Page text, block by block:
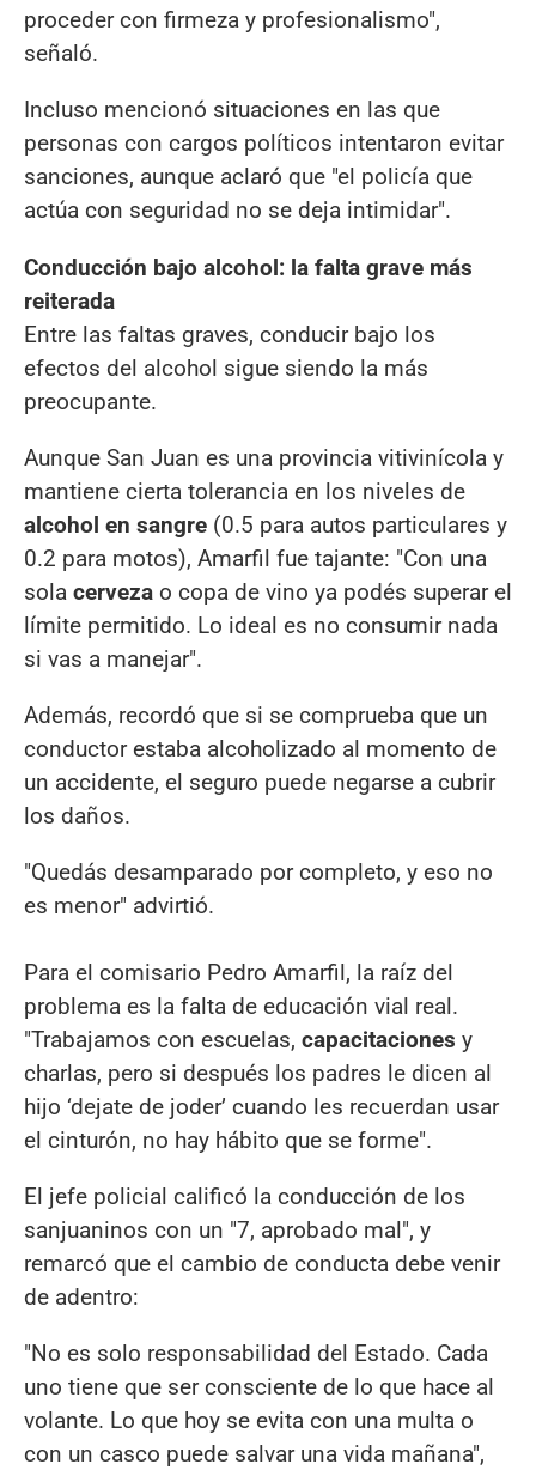
proceder con firmeza y profesionalismo",
señaló.
Incluso mencionó situaciones en las que
personas con cargos políticos intentaron evitar
sanciones, aunque aclaró que "el policía que
actúa con seguridad no se deja intimidar".
Conducción bajo alcohol: la falta grave más
reiterada
Entre las faltas graves, conducir bajo los
efectos del alcohol sigue siendo la más
preocupante.
Aunque San Juan es una provincia vitivinícola y
mantiene cierta tolerancia en los niveles de
alcohol en sangre (0.5 para autos particulares y
0.2 para motos), Amarfil fue tajante: "Con una
sola cerveza o copa de vino ya podés superar el
límite permitido. Lo ideal es no consumir nada
si vas a manejar".
Además, recordó que si se comprueba que un
conductor estaba alcoholizado al momento de
un accidente, el seguro puede negarse a cubrir
los daños.
"Quedás desamparado por completo, y eso no
es menor" advirtió.
Para el comisario Pedro Amarfil, la raíz del
problema es la falta de educación vial real.
"Trabajamos con escuelas, capacitaciones y
charlas, pero si después los padres le dicen al
hijo ‘dejate de joder’ cuando les recuerdan usar
el cinturón, no hay hábito que se forme".
El jefe policial calificó la conducción de los
sanjuaninos con un "7, aprobado mal", y
remarcó que el cambio de conducta debe venir
de adentro:
"No es solo responsabilidad del Estado. Cada
uno tiene que ser consciente de lo que hace al
volante. Lo que hoy se evita con una multa o
con un casco puede salvar una vida mañana",